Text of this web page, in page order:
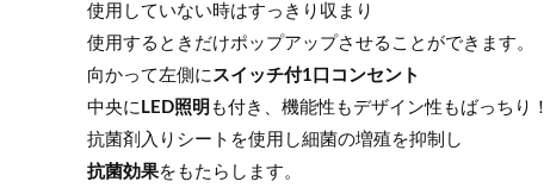
使用していない時はすっきり収まり
使用するときだけポップアップさせることができます。
向かって左側に スイッチ付1口コンセント
中央に LED照明 も付き、機能性もデザイン性もばっちり！
抗菌剤入りシートを使用し細菌の増殖を抑制し
抗菌効果をもたらします。